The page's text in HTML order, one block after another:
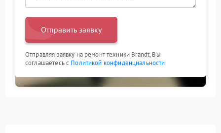
Отправить заявку
Отправляя заявку на ремонт техники Brandt, Вы
соглашаетесь с Политикой конфиденциальности